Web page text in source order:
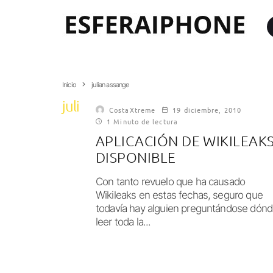
Inicio julian assange
julian assange
CostaXtreme
19 diciembre, 2010
1 Minuto de lectura
APLICACIÓN DE WIKILEAKS
DISPONIBLE
Con tanto revuelo que ha causado
Wikileaks en estas fechas, seguro que
todavía hay alguien preguntándose
leer toda la...